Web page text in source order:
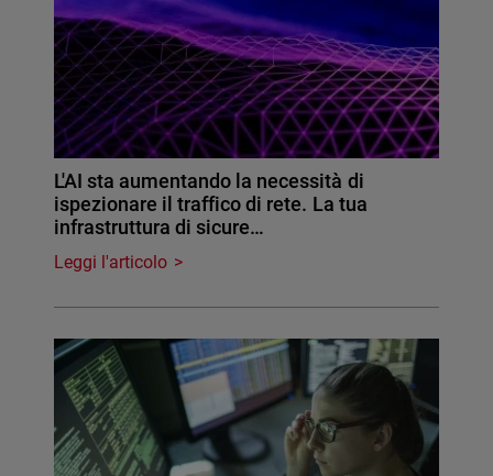
L'AI sta aumentando la necessità di
ispezionare il traffico di rete. La tua
infrastruttura di sicure…
Leggi l'articolo